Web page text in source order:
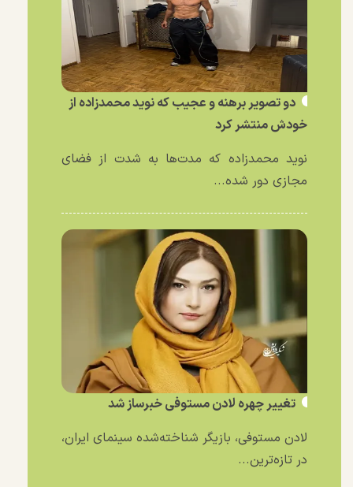
دو تصویر برهنه و عجیب که نوید محمدزاده از
خودش منتشر کرد
نوید محمدزاده که مدت‌ها به شدت از فضای
مجازی دور شده...
تغییر چهره لادن مستوفی خبرساز شد
لادن مستوفی، بازیگر شناخته‌شده سینمای ایران،
در تازه‌ترین...